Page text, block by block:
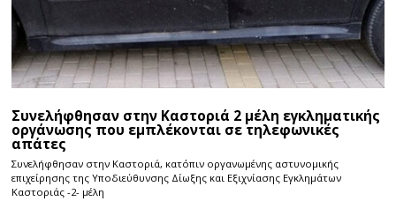
Συνελήφθησαν στην Καστοριά 2 μέλη εγκληματικής
οργάνωσης που εμπλέκονται σε τηλεφωνικές
απάτες
Συνελήφθησαν στην Καστοριά, κατόπιν οργανωμένης αστυνομικής
επιχείρησης της Υποδιεύθυνσης Δίωξης και Εξιχνίασης Εγκλημάτων
Καστοριάς -2- μέλη